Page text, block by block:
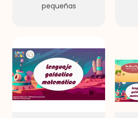
pequeñas